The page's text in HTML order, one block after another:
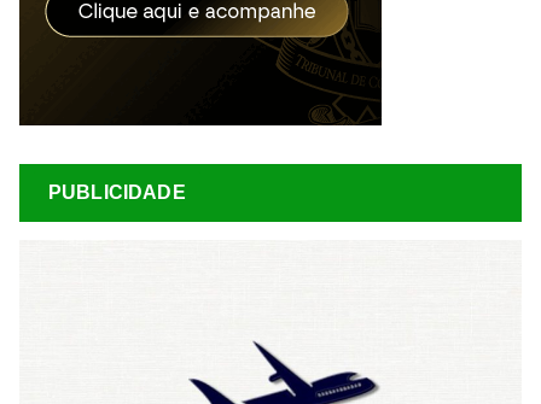
PUBLICIDADE